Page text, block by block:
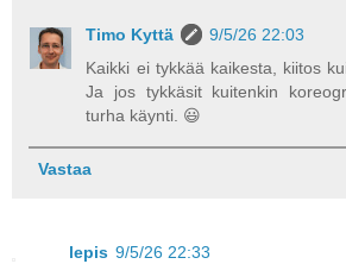
Timo Kyttä
9/5/26 22:03
Kaikki ei tykkää kaikesta, kiitos
Ja jos tykkäsit kuitenkin
turha käynti. 😃
Vastaa
lepis 9/5/26 22:33